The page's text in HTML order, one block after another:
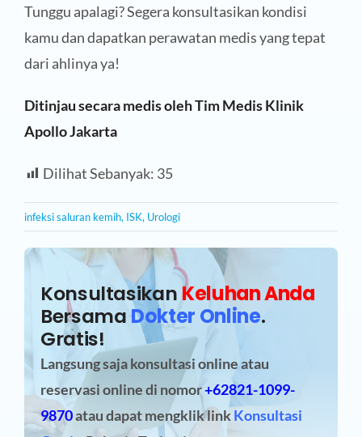
Tunggu apalagi? Segera konsultasikan kondisi
kamu dan dapatkan perawatan medis yang tepat
dari ahlinya ya!
Ditinjau secara medis oleh Tim Medis Klinik
Apollo Jakarta
Dilihat Sebanyak: 35
infeksi saluran kemih, ISK, Urologi
KonsultasikanKeluhan Anda
BersamaDokter Online.
Gratis!
Langsung saja konsultasi online atau
reservasi onlinedi nomor+62821-1099-
9870atau dapat mengklik linkKonsultasi